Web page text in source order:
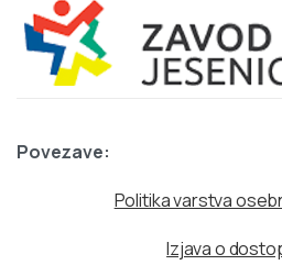
Povezave:
Politika varstva
Izjava o